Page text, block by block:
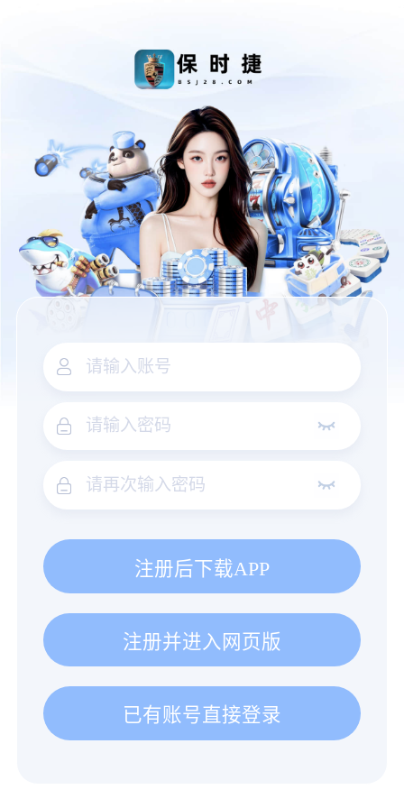
注册后下载APP
注册并进入网页版
已有账号直接登录